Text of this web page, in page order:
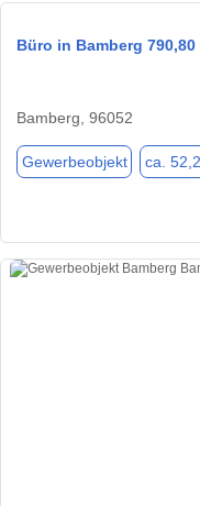
Büro in Bamberg 790,80
Bamberg, 96052
Gewerbeobjekt ca.